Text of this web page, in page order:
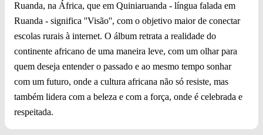
Ruanda, na África, que em Quiniaruanda - língua falada em
Ruanda - significa ''Visão'', com o objetivo maior de conectar
escolas rurais à internet. O álbum retrata a realidade do
continente africano de uma maneira leve, com um olhar para
quem deseja entender o passado e ao mesmo tempo sonhar
com um futuro, onde a cultura africana não só resiste, mas
também lidera com a beleza e com a força, onde é celebrada e
respeitada.